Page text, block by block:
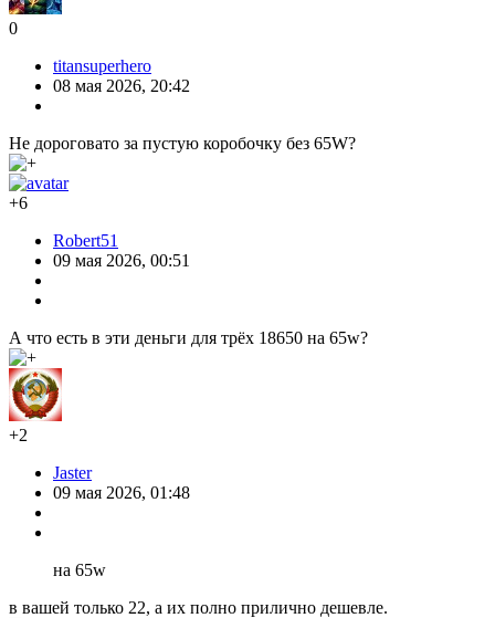
0
titansuperhero
08 мая 2026, 20:42
Не дороговато за пустую коробочку без 65W?
+6
Robert51
09 мая 2026, 00:51
А что есть в эти деньги для трёх 18650 на 65w?
+2
Jaster
09 мая 2026, 01:48
на 65w
в вашей только 22, а их полно прилично дешевле.